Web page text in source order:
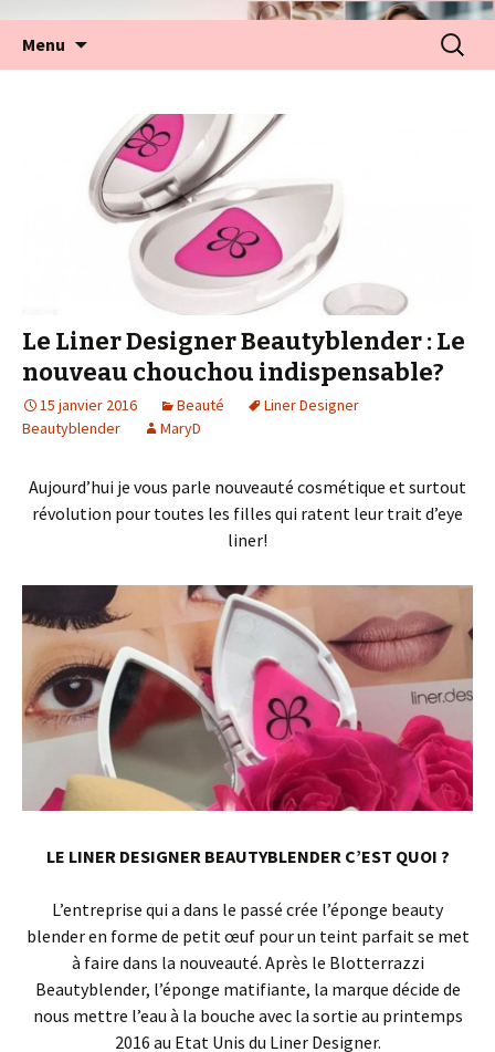
Menu
Le Liner Designer Beautyblender : Le
nouveau chouchou indispensable?
15 janvier 2016 Beauté
Liner Designer
Beautyblender
MaryD
Aujourd’hui je vous parle nouveauté cosmétique et surtout
révolution pour toutes les filles qui ratent leur trait d’eye
liner!
LE LINER DESIGNER BEAUTYBLENDER C’EST QUOI ?
L’entreprise qui a dans le passé crée l’éponge beauty
blender en forme de petit œuf pour un teint parfait se met
à faire dans la nouveauté. Après le Blotterrazzi
Beautyblender, l’éponge matifiante, la marque décide de
nous mettre l’eau à la bouche avec la sortie au printemps
2016 au Etat Unis du Liner Designer.